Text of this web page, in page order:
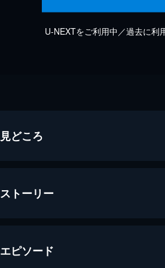
U-NEXTをご利用中／過去に利
見どころ
ストーリー
エピソード